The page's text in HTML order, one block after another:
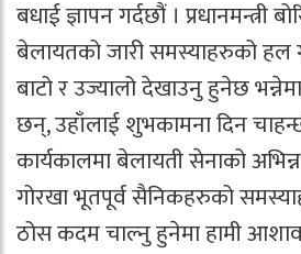
बधाई ज्ञापन गर्दछौं । प्रधानमन्त्री
बेलायतको जारी समस्याहरुको हल
बाटो र उज्यालो देखाउनु हुनेछ
छन्, उहाँलाई शुभकामना दिन
कार्यकालमा बेलायती सेनाको
गोरखा भूतपूर्व सैनिकहरुको
ठोस कदम चाल्नु हुनेमा हामी